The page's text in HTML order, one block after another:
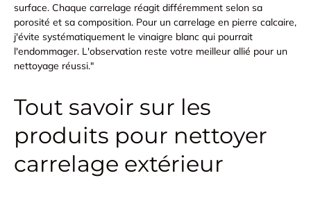
surface. Chaque carrelage réagit différemment selon sa
porosité et sa composition. Pour un carrelage en pierre calcaire,
j'évite systématiquement le vinaigre blanc qui pourrait
l'endommager. L'observation reste votre meilleur allié pour un
nettoyage réussi."
Tout savoir sur les
produits pour nettoyer
carrelage extérieur